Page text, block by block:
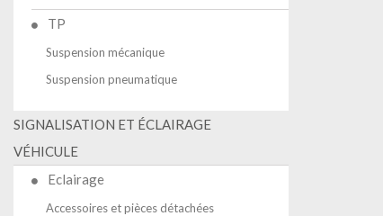
TP
Suspension mécanique
Suspension pneumatique
SIGNALISATION ET ÉCLAIRAGE
VÉHICULE
Eclairage
Accessoires et pièces détachées